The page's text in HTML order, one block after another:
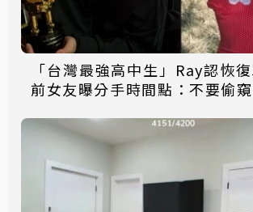
「台灣最強高中生」Ray認恢
前女友曝分手時間點：不要偷窺